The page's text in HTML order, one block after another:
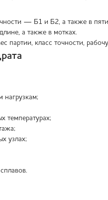
— Б1 и Б2, а также в
а также в мотках.
партии, класс точности,
нагрузкам;
температурах;
узлах;